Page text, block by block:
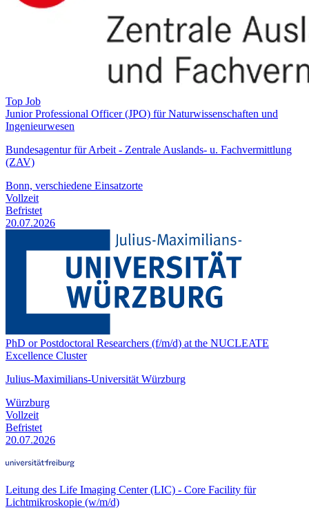
Top Job
Junior Professional Officer (JPO) für Naturwissenschaften und
Ingenieurwesen
Bundesagentur für Arbeit - Zentrale Auslands- u. Fachvermittlung
(ZAV)
Bonn, verschiedene Einsatzorte
Vollzeit
Befristet
20.07.2026
PhD or Postdoctoral Researchers (f/m/d) at the NUCLEATE
Excellence Cluster
Julius-Maximilians-Universität Würzburg
Würzburg
Vollzeit
Befristet
20.07.2026
Leitung des Life Imaging Center (LIC) - Core Facility für
Lichtmikroskopie (w/m/d)